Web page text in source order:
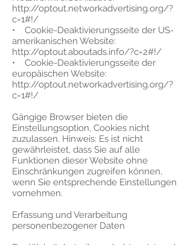
http://optout.networkadvertising.org/?
c=1#!/
• Cookie-Deaktivierungsseite der US-
amerikanischen Website:
http://optout.aboutads.info/?c=2#!/
• Cookie-Deaktivierungsseite der
europäischen Website:
http://optout.networkadvertising.org/?
c=1#!/
Gängige Browser bieten die
Einstellungsoption, Cookies nicht
zuzulassen. Hinweis: Es ist nicht
gewährleistet, dass Sie auf alle
Funktionen dieser Website ohne
Einschränkungen zugreifen können,
wenn Sie entsprechende Einstellungen
vornehmen.
Erfassung und Verarbeitung
personenbezogener Daten